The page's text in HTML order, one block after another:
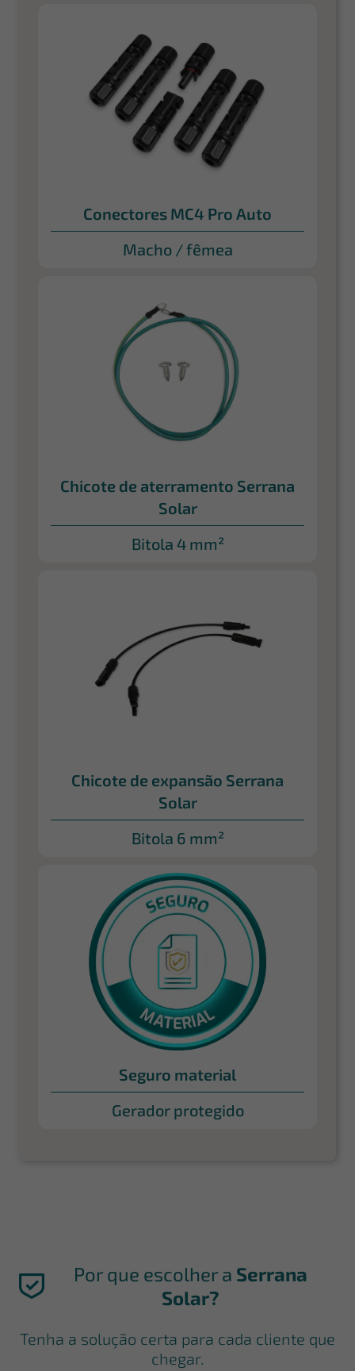
Conectores MC4 Pro Auto
Macho / fêmea
Chicote de aterramento Serrana
Solar
Bitola 4 mm²
Chicote de expansão Serrana
Solar
Bitola 6 mm²
Seguro material
Gerador protegido
Por que escolher a Serrana
Solar?
Tenha a solução certa para cada cliente que
chegar.